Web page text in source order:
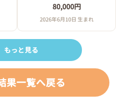
80,000円
2026年6月10日 生まれ
もっと見る
果一覧へ戻る